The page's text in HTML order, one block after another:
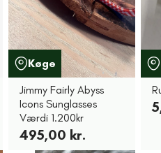
Køge
Jimmy Fairly Abyss
Icons Sunglasses
Værdi 1.200kr
495,00 kr.